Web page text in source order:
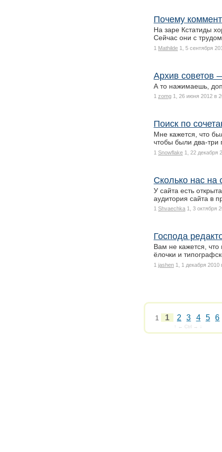
Почему
На заре Кстатиды
Сейчас они с
1 Mathilde 1, 5 сентября
Архив советов
А то нажимаешь,
1 zomg 1, 26 июня 2012 в
Поиск по
Мне кажется, что
чтобы были два-
1 Snowflake 1, 22 декабря
Сколько нас на
У сайта есть
аудитория сайта в
1 Shvaechka 1, 3 октября
Господа
Вам не кажется, что
ёлочки и
1 jashen 1, 1 декабря 2010
1 1 2 3 4 5 6
↑ ← Ctrl → ↓